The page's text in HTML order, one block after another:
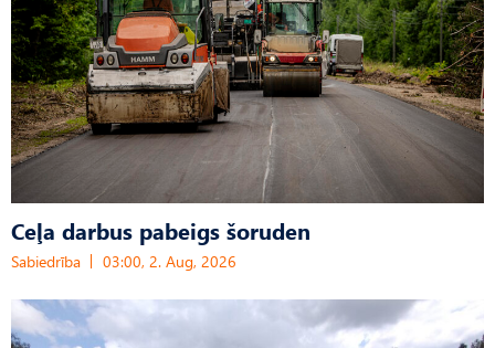
Ceļa darbus pabeigs šoruden
Sabiedrība 03:00, 2. Aug, 2026